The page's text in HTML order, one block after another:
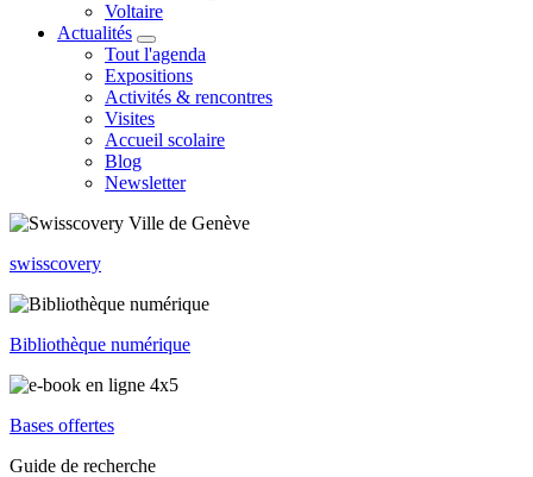
Voltaire
Actualités
Tout l'agenda
Expositions
Activités & rencontres
Visites
Accueil scolaire
Blog
Newsletter
swisscovery
Bibliothèque numérique
Bases offertes
Guide de recherche